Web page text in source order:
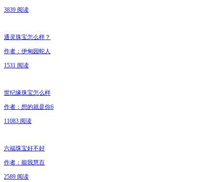
3839 阅读
通灵珠宝怎么样？
作者：伊甸园蛇人
1531 阅读
世纪缘珠宝怎么样
作者：想的就是你6
11083 阅读
六福珠宝好不好
作者：能我慧百
2589 阅读